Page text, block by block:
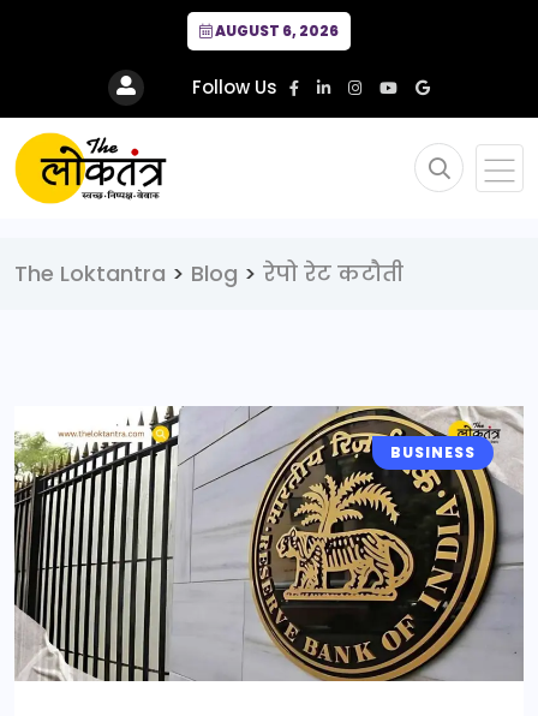
AUGUST 6, 2026
Follow Us
The Loktantra > Blog > रेपो रेट कटौती
BUSINESS